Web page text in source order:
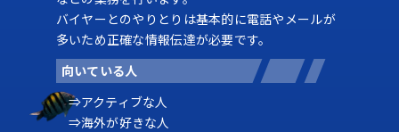
バイヤーとのやりとりは基本的に電話やメールが
多いため正確な情報伝達が必要です。
向いている人
アクティブな人
海外が好きな人